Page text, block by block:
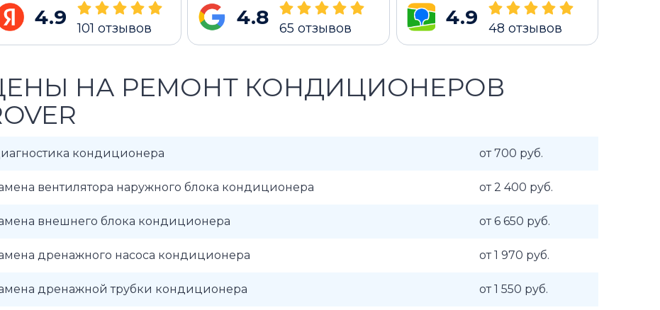
4.9 101 отзывов 4.8 65 отзывов 4.9 48 отзывов
НА РЕМОНТ КОНДИЦИОНЕРОВ
кондиционера от 700 руб.
вентилятора наружного блока кондиционера от 2 400 руб.
внешнего блока кондиционера от 6 650 руб.
дренажного насоса кондиционера от 1 970 руб.
дренажной трубки кондиционера от 1 550 руб.